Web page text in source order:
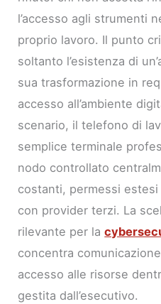
l’accesso agli strumenti
proprio lavoro. Il punto
soltanto l’esistenza di
sua trasformazione in
accesso all’ambiente
scenario, il telefono di
semplice terminale
nodo controllato
costanti, permessi
con provider terzi. La
rilevante per la
concentra
accesso alle risorse
gestita dall’esecutivo.